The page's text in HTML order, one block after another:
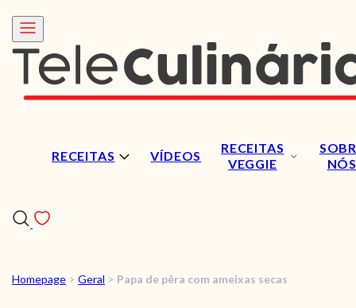
RECEITAS VÍDEOS
RECEITAS
VEGGIE
NÓS
RECEITAS
Homepage > Geral > Papa de pêra com ameixas secas